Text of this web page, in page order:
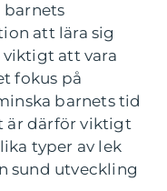
barnets
att lära sig
viktigt att vara
fokus på
barnets tid
är därför viktigt
typer av lek
sund utveckling